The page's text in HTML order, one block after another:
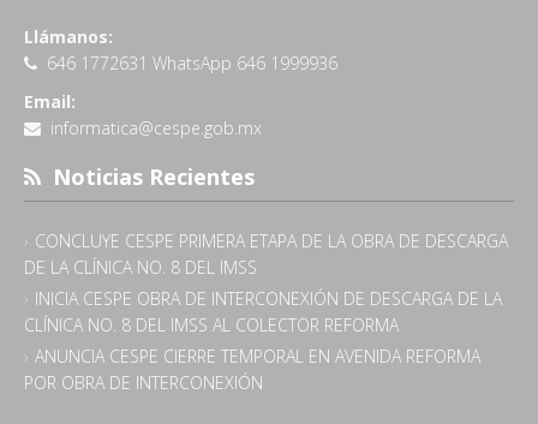
Llámanos:
646 1772631 WhatsApp 646 1999936
Email:
informatica@cespe.gob.mx
Noticias Recientes
CONCLUYE CESPE PRIMERA ETAPA DE LA OBRA DE DESCARGA
DE LA CLÍNICA NO. 8 DEL IMSS
INICIA CESPE OBRA DE INTERCONEXIÓN DE DESCARGA DE LA
CLÍNICA NO. 8 DEL IMSS AL COLECTOR REFORMA
ANUNCIA CESPE CIERRE TEMPORAL EN AVENIDA REFORMA
POR OBRA DE INTERCONEXIÓN